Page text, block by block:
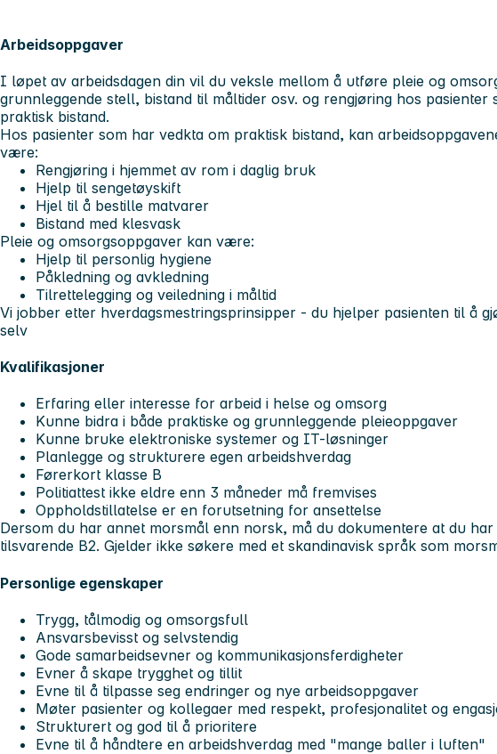
Arbeidsoppgaver
I løpet av arbeidsdagen din vil du veksle mellom å utføre pleie og
grunnleggende stell, bistand til måltider osv. og rengjøring hos pasienter
praktisk bistand.
Hos pasienter som har vedkta om praktisk bistand, kan
være:
Rengjøring i hjemmet av rom i daglig bruk
Hjelp til sengetøyskift
Hjel til å bestille matvarer
Bistand med klesvask
Pleie og omsorgsoppgaver kan være:
Hjelp til personlig hygiene
Påkledning og avkledning
Tilrettelegging og veiledning i måltid
Vi jobber etter hverdagsmestringsprinsipper - du hjelper pasienten til å
selv
Kvalifikasjoner
Erfaring eller interesse for arbeid i helse og omsorg
Kunne bidra i både praktiske og grunnleggende pleieoppgaver
Kunne bruke elektroniske systemer og IT-løsninger
Planlegge og strukturere egen arbeidshverdag
Førerkort klasse B
Politiattest ikke eldre enn 3 måneder må fremvises
Oppholdstillatelse er en forutsetning for ansettelse
Dersom du har annet morsmål enn norsk, må du dokumentere at du
tilsvarende B2. Gjelder ikke søkere med et skandinavisk språk som
Personlige egenskaper
Trygg, tålmodig og omsorgsfull
Ansvarsbevisst og selvstendig
Gode samarbeidsevner og kommunikasjonsferdigheter
Evner å skape trygghet og tillit
Evne til å tilpasse seg endringer og nye arbeidsoppgaver
Møter pasienter og kollegaer med respekt, profesjonalitet og
Strukturert og god til å prioritere
Evne til å håndtere en arbeidshverdag med "mange baller i luften"